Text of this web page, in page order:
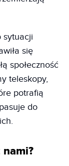
sytuacji
się
społeczność
teleskopy,
potrafią
do
nami?